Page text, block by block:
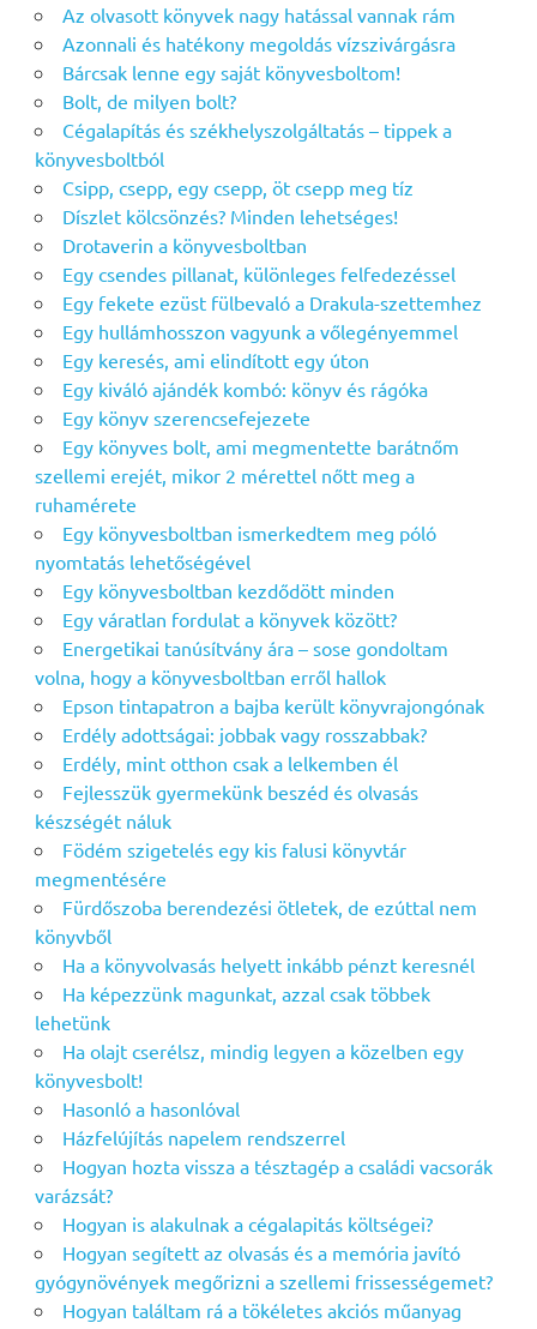
Az olvasott könyvek nagy hatással vannak rám
Azonnali és hatékony megoldás vízszivárgásra
Bárcsak lenne egy saját könyvesboltom!
Bolt, de milyen bolt?
Cégalapítás és székhelyszolgáltatás – tippek a
könyvesboltból
Csipp, csepp, egy csepp, öt csepp meg tíz
Díszlet kölcsönzés? Minden lehetséges!
Drotaverin a könyvesboltban
Egy csendes pillanat, különleges felfedezéssel
Egy fekete ezüst fülbevaló a Drakula-szettemhez
Egy hullámhosszon vagyunk a vőlegényemmel
Egy keresés, ami elindított egy úton
Egy kiváló ajándék kombó: könyv és rágóka
Egy könyv szerencsefejezete
Egy könyves bolt, ami megmentette barátnőm
szellemi erejét, mikor 2 mérettel nőtt meg a
ruhamérete
Egy könyvesboltban ismerkedtem meg póló
nyomtatás lehetőségével
Egy könyvesboltban kezdődött minden
Egy váratlan fordulat a könyvek között?
Energetikai tanúsítvány ára – sose gondoltam
volna, hogy a könyvesboltban erről hallok
Epson tintapatron a bajba került könyvrajongónak
Erdély adottságai: jobbak vagy rosszabbak?
Erdély, mint otthon csak a lelkemben él
Fejlesszük gyermekünk beszéd és olvasás
készségét náluk
Födém szigetelés egy kis falusi könyvtár
megmentésére
Fürdőszoba berendezési ötletek, de ezúttal nem
könyvből
Ha a könyvolvasás helyett inkább pénzt keresnél
Ha képezzünk magunkat, azzal csak többek
lehetünk
Ha olajt cserélsz, mindig legyen a közelben egy
könyvesbolt!
Hasonló a hasonlóval
Házfelújítás napelem rendszerrel
Hogyan hozta vissza a tésztagép a családi vacsorák
varázsát?
Hogyan is alakulnak a cégalapitás költségei?
Hogyan segített az olvasás és a memória javító
gyógynövények megőrizni a szellemi frissességemet?
Hogyan találtam rá a tökéletes akciós műanyag